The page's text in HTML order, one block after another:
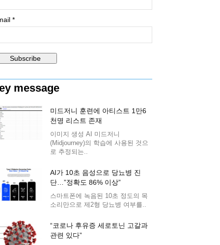
*
message
미드저니 훈련에 아티스트 1만6
천명 리스트 존재
이미지 생성 AI 미드저니
(Midjourney)의 학습에 사용된 것으
로 추정되는..
AI가 10초 음성으로 당뇨병 진
단…”정확도 86% 이상”
스마트폰에 녹음된 10초 정도의 목
소리만으로 제2형 당뇨병 여부를..
“코로나 후유증 세로토닌 고갈과
관련 있다”